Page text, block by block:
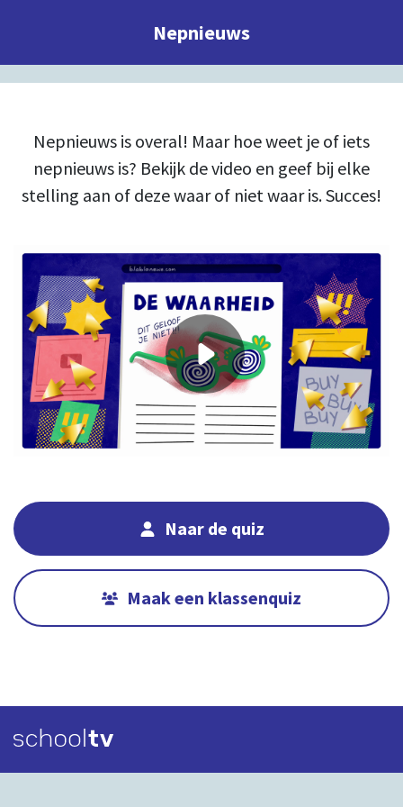
Nepnieuws
Nepnieuws is overal! Maar hoe weet je of iets
nepnieuws is? Bekijk de video en geef bij elke
stelling aan of deze waar of niet waar is. Succes!
00:00 01:25
Naar de quiz
Maak een klassenquiz